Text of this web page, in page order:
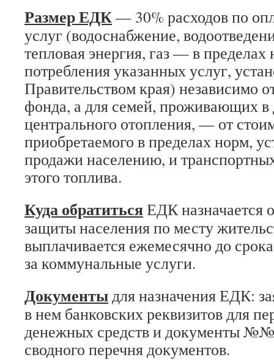
Размер ЕДК— 30% расходов по
услуг (водоснабжение,
тепловая энергия, газ — в пределах
потребления указанных услуг,
Правительством края) независимо
фонда, а для семей, проживающих
центрального отопления, — от
приобретаемого в пределах норм,
продажи населению, и
этого топлива.
Куда обратитьсяЕДК назначается
защиты населения по месту
выплачивается ежемесячно до
за коммунальные услуги.
Документыдля назначения ЕДК:
в нем банковских реквизитов для
денежных средств и документы №№
сводного перечня документов.